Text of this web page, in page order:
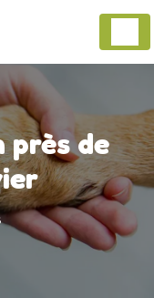
près de